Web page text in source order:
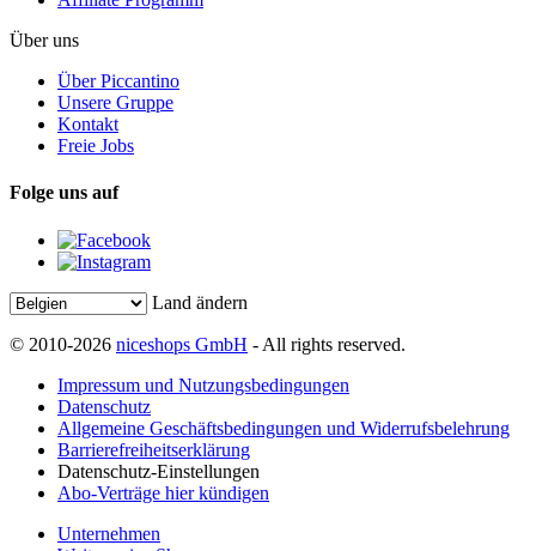
Über uns
Über Piccantino
Unsere Gruppe
Kontakt
Freie Jobs
Folge uns auf
Land ändern
© 2010-2026 niceshops GmbH - All rights reserved.
Impressum und Nutzungsbedingungen
Datenschutz
Allgemeine Geschäftsbedingungen und Widerrufsbelehrung
Barrierefreiheitserklärung
Datenschutz-Einstellungen
Abo-Verträge hier kündigen
Unternehmen